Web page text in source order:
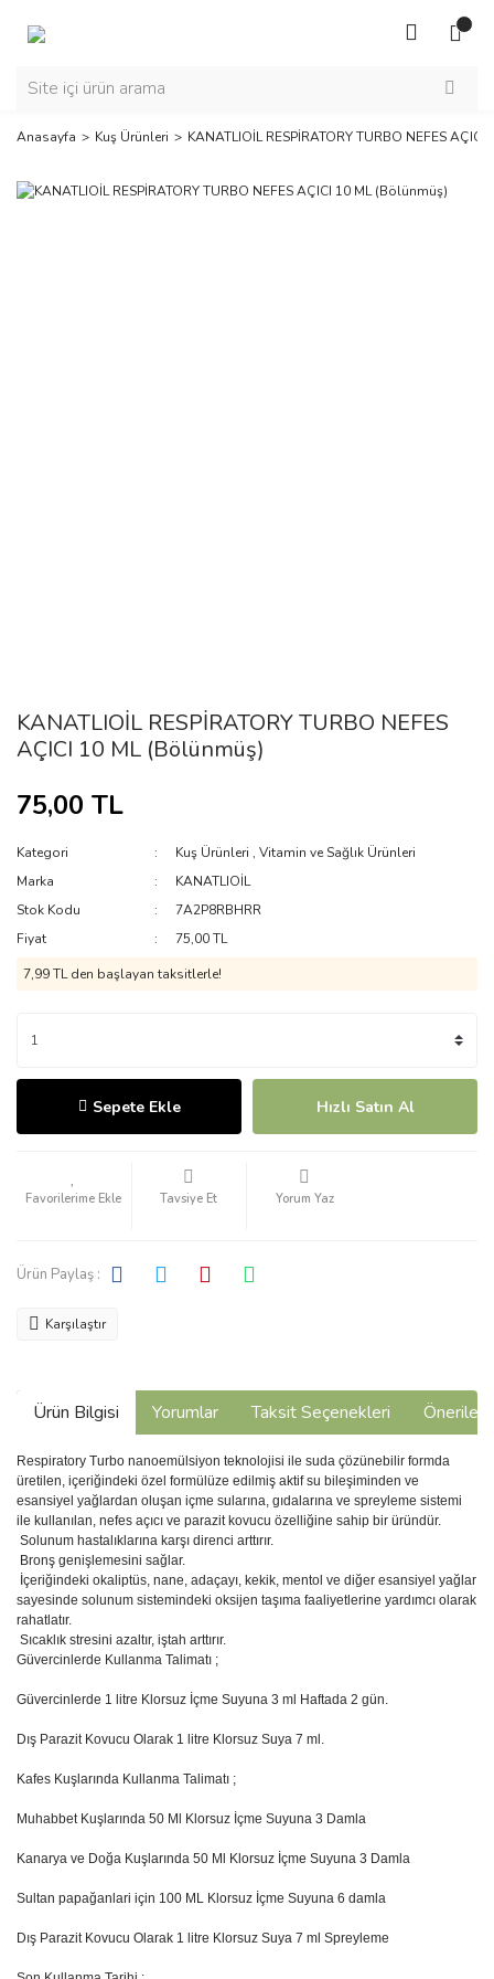
Anasayfa Kuş Ürünleri KANATLIOİL RESPİRATORY TURBO NEFES
KANATLIOİL RESPİRATORY TURBO NEFES
AÇICI 10 ML (Bölünmüş)
75,00 TL
Kategori Kuş Ürünleri ,Vitamin ve Sağlık Ürünleri
Marka
KANATLIOİL
Stok Kodu
7A2P8RBHRR
Fiyat
75,00 TL
7,99 TL den başlayan taksitlerle!
Sepete Ekle Hızlı Satın Al
Tavsiye Et Yorum Yaz
Ürün Paylaş :
Karşılaştır
Ürün Bilgisi Yorumlar Taksit Seçenekleri
Respiratory Turbo nanoemülsiyon teknolojisi ile suda çözünebilir formda
üretilen, içeriğindeki özel formülüze edilmiş aktif su bileşiminden ve
esansiyel yağlardan oluşan içme sularına, gıdalarına ve spreyleme sistemi
ile kullanılan, nefes açıcı ve parazit kovucu özelliğine sahip bir üründür.
Solunum hastalıklarına karşı direnci arttırır.
Bronş genişlemesini sağlar.
İçeriğindeki okaliptüs, nane, adaçayı, kekik, mentol ve diğer esansiyel yağlar
sayesinde solunum sistemindeki oksijen taşıma faaliyetlerine yardımcı olarak
rahatlatır.
Sıcaklık stresini azaltır, iştah arttırır.
Güvercinlerde Kullanma Talimatı ;
Güvercinlerde 1 litre Klorsuz İçme Suyuna 3 ml Haftada 2 gün.
Dış Parazit Kovucu Olarak 1 litre Klorsuz Suya 7 ml.
Kafes Kuşlarında Kullanma Talimatı ;
Muhabbet Kuşlarında 50 Ml Klorsuz İçme Suyuna 3 Damla
Kanarya ve Doğa Kuşlarında 50 Ml Klorsuz İçme Suyuna 3 Damla
Sultan papağanlari için 100 ML Klorsuz İçme Suyuna 6 damla
Dış Parazit Kovucu Olarak 1 litre Klorsuz Suya 7 ml Spreyleme